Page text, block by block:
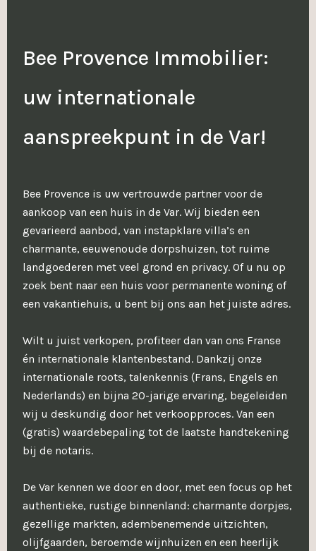
Bee Provence Immobilier:
uw internationale
aanspreekpunt in de Var!
Bee Provence is uw vertrouwde partner voor de
aankoop van een huis in de Var. Wij bieden een
gevarieerd aanbod, van instapklare villa’s en
charmante, eeuwenoude dorpshuizen, tot ruime
landgoederen met veel grond en privacy. Of u nu op
zoek bent naar een huis voor permanente woning of
een vakantiehuis, u bent bij ons aan het juiste adres.
Wilt u juist verkopen, profiteer dan van ons Franse
én internationale klantenbestand. Dankzij onze
internationale roots, talenkennis (Frans, Engels en
Nederlands) en bijna 20-jarige ervaring, begeleiden
wij u deskundig door het verkoopproces. Van een
(gratis) waardebepaling tot de laatste handtekening
bij de notaris.
De Var kennen we door en door, met een focus op het
authentieke, rustige binnenland: charmante dorpjes,
gezellige markten, adembenemende uitzichten,
olijfgaarden, beroemde wijnhuizen en een heerlijk